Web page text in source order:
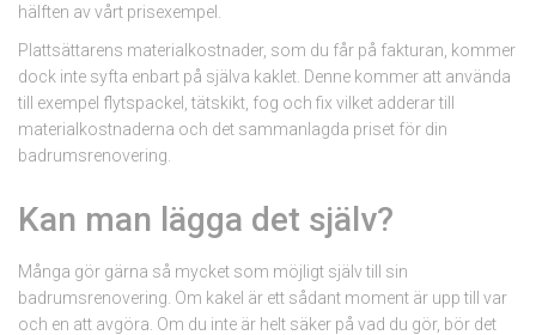
hälften av vårt prisexempel.
Plattsättarens materialkostnader, som du får på fakturan, kommer
dock inte syfta enbart på själva kaklet. Denne kommer att använda
till exempel flytspackel, tätskikt, fog och fix vilket adderar till
materialkostnaderna och det sammanlagda priset för din
badrumsrenovering.
Kan man lägga det själv?
Många gör gärna så mycket som möjligt själv till sin
badrumsrenovering. Om kakel är ett sådant moment är upp till var
och en att avgöra. Om du inte är helt säker på vad du gör, bör det